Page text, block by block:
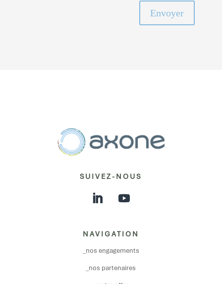
Envoyer
SUIVEZ-NOUS
NAVIGATION
_nos engagements
_nos partenaires